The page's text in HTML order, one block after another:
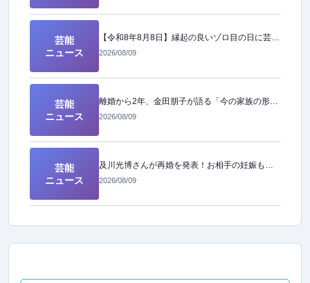
芸能
ニュース
【令和8年8月8日】縁起の良いゾロ目の日に芸能界からハッピーなニュースが続々！
2026/08/09
芸能
ニュース
離婚から2年、金田朋子が語る「今の家族の形」とは？その素顔に迫る
2026/08/09
芸能
ニュース
及川光博さんが再婚を発表！お相手の妊娠も報告し、幸せなニュースが届きました
2026/08/09